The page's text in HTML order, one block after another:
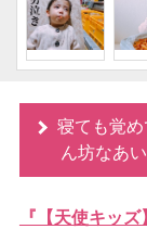
寝ても覚め
ん坊なあ
『【天使キッ